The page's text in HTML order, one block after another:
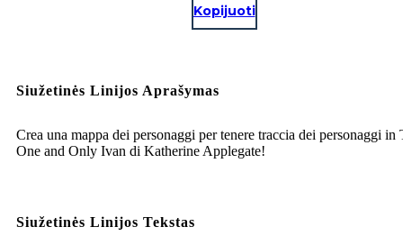
Kopijuoti
Siužetinės Linijos Aprašymas
Crea una mappa dei personaggi per tenere traccia dei personaggi in
One and Only Ivan di Katherine Applegate!
Siužetinės Linijos Tekstas